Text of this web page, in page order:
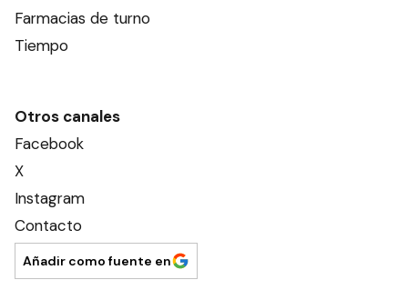
Farmacias de turno
Tiempo
Otros canales
Facebook
X
Instagram
Contacto
Añadir como fuente en